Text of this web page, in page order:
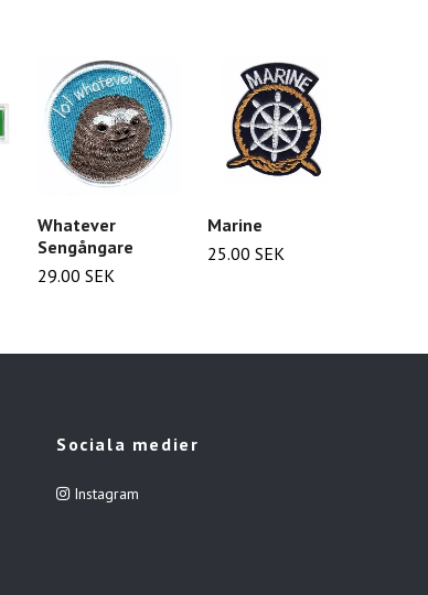
Whatever
Sengångare
29.00 SEK
Marine
25.00 SEK
Sociala medier
Instagram